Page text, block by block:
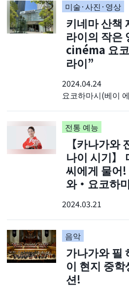
미술·사진·영상
키네마 산책
라이의 작은
cinéma 요
라이”
2024.04.24
요코하마시(베이
전통 예능
【카나가와
나이 시기】
씨에게 물어
와・요코하
2024.03.21
음악
가나가와 필
이 현지 중
션!